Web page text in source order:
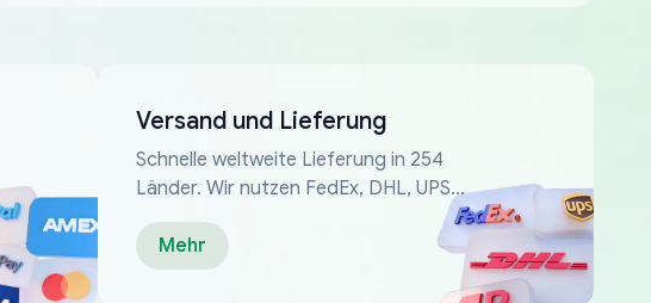
Versand und Lieferung
Schnelle weltweite Lieferung in 254
Länder. Wir nutzen FedEx, DHL, UPS...
Mehr